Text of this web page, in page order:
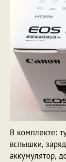
В комплекте:
вспышки,
аккумулятор,